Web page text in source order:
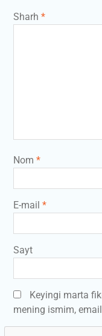
Sharh *
Nom *
E-mail *
Sayt
Keyingi marta
mening ismim,